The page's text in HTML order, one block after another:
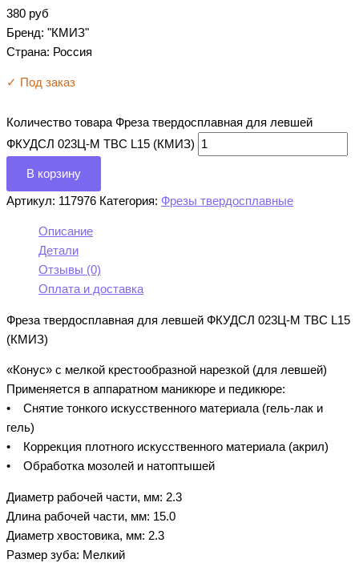
380 руб
Бренд: "КМИЗ"
Страна: Россия
✓ Под заказ
Количество товара Фреза твердосплавная для левшей
ФКУДСЛ 023Ц-М ТВС L15 (КМИЗ)
В корзину
Артикул: 117976 Категория: Фрезы твердосплавные
Описание
Детали
Отзывы (0)
Оплата и доставка
Фреза твердосплавная для левшей ФКУДСЛ 023Ц-М ТВС L15
(КМИЗ)
«Конус» с мелкой крестообразной нарезкой (для левшей)
Применяется в аппаратном маникюре и педикюре:
• Снятие тонкого искусственного материала (гель-лак и
гель)
• Коррекция плотного искусственного материала (акрил)
• Обработка мозолей и натоптышей
Диаметр рабочей части, мм: 2.3
Длина рабочей части, мм: 15.0
Диаметр хвостовика, мм: 2.3
Размер зуба: Мелкий